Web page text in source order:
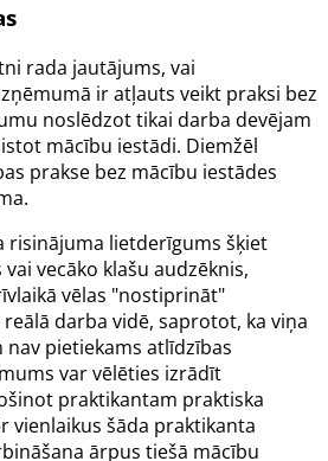
rada jautājums, vai
ir atļauts veikt praksi bez
noslēdzot tikai darba devējam
mācību iestādi. Diemžēl
prakse bez mācību iestādes
risinājuma lietderīgums šķiet
vecāko klašu audzēknis,
vēlas "nostiprināt"
darba vidē, saprotot, ka viņa
pietiekams atlīdzības
var vēlēties izrādīt
praktikantam praktiska
vienlaikus šāda praktikanta
ārpus tiešā mācību